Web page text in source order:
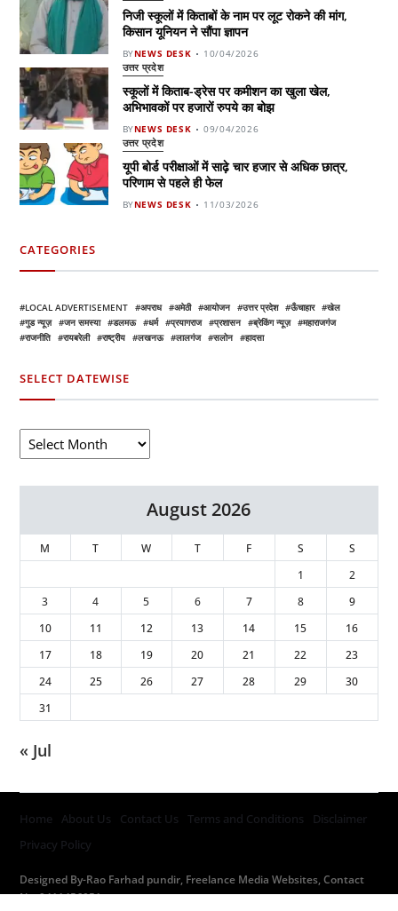
निजी स्कूलों में किताबों के नाम पर लूट रोकने की मांग,
किसान यूनियन ने सौंपा ज्ञापन
BYNEWS DESK 10/04/2026
उत्तर प्रदेश
स्कूलों में किताब-ड्रेस पर कमीशन का खुला खेल,
अभिभावकों पर हजारों रुपये का बोझ
BYNEWS DESK 09/04/2026
उत्तर प्रदेश
यूपी बोर्ड परीक्षाओं में साढ़े चार हजार से अधिक छात्र,
परिणाम से पहले ही फेल
BYNEWS DESK 11/03/2026
CATEGORIES
LOCAL ADVERTISEMENT अपराध अमेठी आयोजन उत्तर प्रदेश ऊँचाहार
खेल
गुड न्यूज़
जन समस्या डलमऊ धर्म प्रयागराज प्रशासन ब्रेकिंग न्यूज़
महाराजगंज
राजनीति
रायबरेली राष्ट्रीय लखनऊ लालगंज सलोन हादसा
SELECT DATEWISE
August 2026
M T W T F S
S
1
2
3
4 5 6 7 8
9
10
11 12 13 14 15
16
17
18 19 20 21 22
23
24
25 26 27 28 29
30
31
« Jul
Designed By-Rao Farhad pundir, Freelance Media Websites, Contact
No. 9411456051
Home About Us Contact Us Terms and Conditions
Disclaimer
Privacy Policy